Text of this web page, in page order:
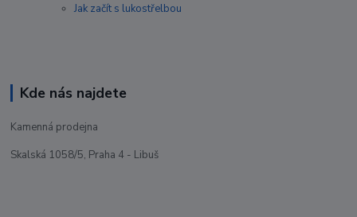
Jak začít s lukostřelbou
Kde nás najdete
Kamenná prodejna
Skalská 1058/5, Praha 4 - Libuš